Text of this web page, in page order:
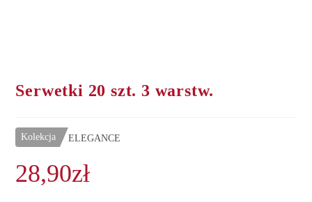
Serwetki 20 szt. 3 warstw.
Kolekcja ELEGANCE
28,90zł